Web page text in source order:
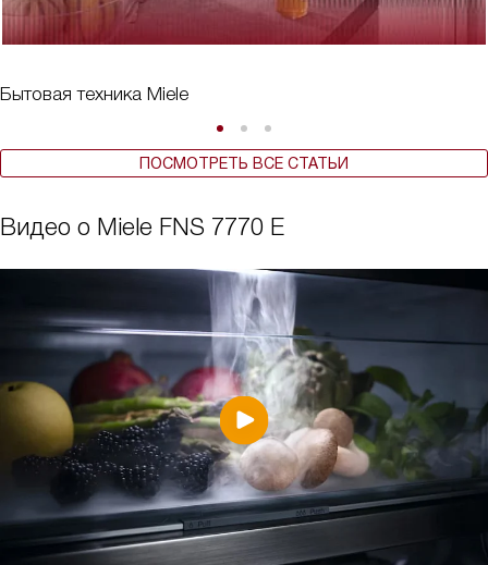
Бытовая техника Miele
ПОСМОТРЕТЬ ВСЕ СТАТЬИ
Видео о Miele FNS 7770 E